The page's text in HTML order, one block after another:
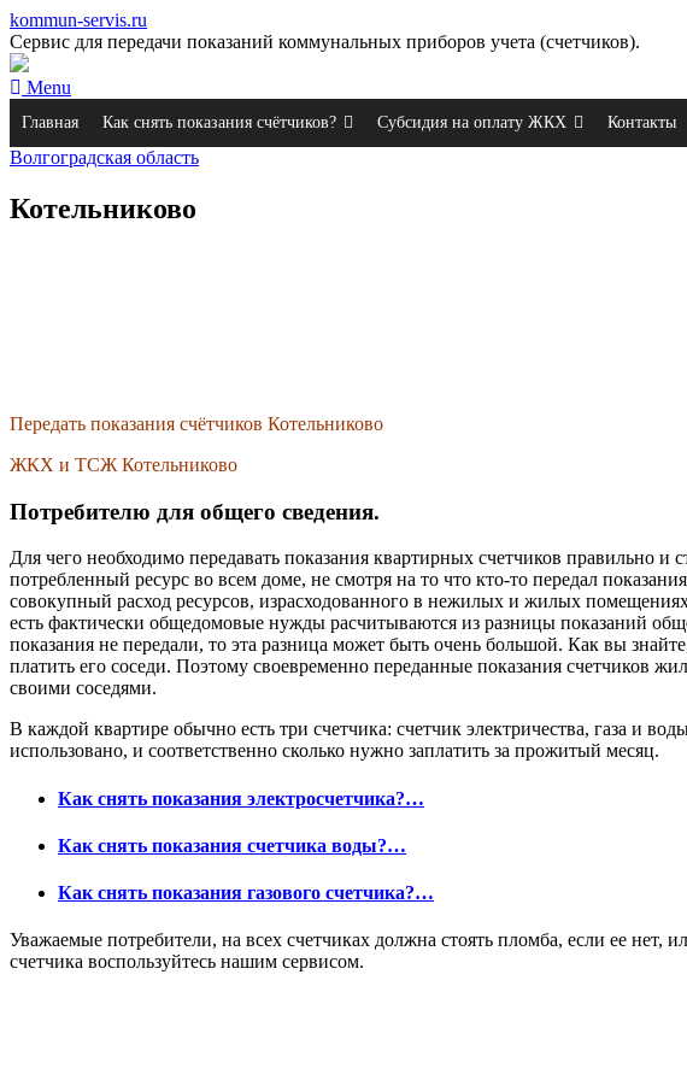
kommun-servis.ru
Сервис для передачи показаний коммунальных приборов учета (счетчиков).
Menu
Главная Как снять показания счётчиков? Субсидия на оплату ЖКХ Контакты
Волгоградская область
Котельниково
Передать показания счётчиков Котельниково
ЖКХ и ТСЖ Котельниково
Потребителю для общего сведения.
Для чего необходимо передавать показания квартирных счетчиков правильно
потребленный ресурс во всем доме, не смотря на то что кто-то передал
совокупный расход ресурсов, израсходованного в нежилых и жилых
есть фактически общедомовые нужды расчитываются из разницы показаний
показания не передали, то эта разница может быть очень большой. Как вы
платить его соседи. Поэтому своевременно переданные показания счетчиков
своими соседями.
В каждой квартире обычно есть три счетчика: счетчик электричества, газа и
использовано, и соответственно сколько нужно заплатить за прожитый месяц.
Как снять показания электросчетчика?…
Как снять показания счетчика воды?…
Как снять показания газового счетчика?…
Уважаемые потребители, на всех счетчиках должна стоять пломба, если ее
счетчика воспользуйтесь нашим сервисом.